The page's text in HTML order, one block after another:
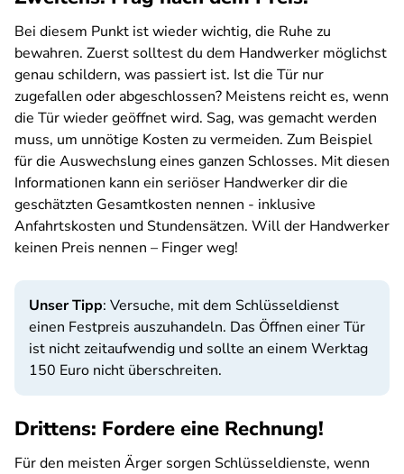
Bei diesem Punkt ist wieder wichtig, die Ruhe zu
bewahren. Zuerst solltest du dem Handwerker möglichst
genau schildern, was passiert ist. Ist die Tür nur
zugefallen oder abgeschlossen? Meistens reicht es, wenn
die Tür wieder geöffnet wird. Sag, was gemacht werden
muss, um unnötige Kosten zu vermeiden. Zum Beispiel
für die Auswechslung eines ganzen Schlosses. Mit diesen
Informationen kann ein seriöser Handwerker dir die
geschätzten Gesamtkosten nennen - inklusive
Anfahrtskosten und Stundensätzen. Will der Handwerker
keinen Preis nennen – Finger weg!
Unser Tipp: Versuche, mit dem Schlüsseldienst
einen Festpreis auszuhandeln. Das Öffnen einer Tür
ist nicht zeitaufwendig und sollte an einem Werktag
150 Euro nicht überschreiten.
Drittens: Fordere eine Rechnung!
Für den meisten Ärger sorgen Schlüsseldienste, wenn